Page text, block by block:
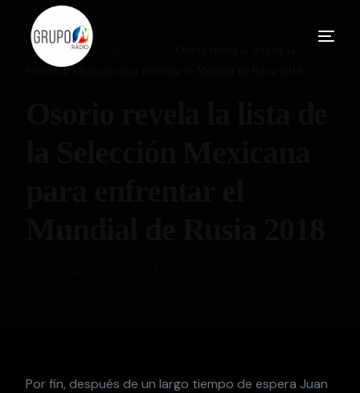
Home Blog
Selección Mexicana para enfrentar el Mundial de Rusia 2018
Por fin, después de un largo tiempo de espera Juan